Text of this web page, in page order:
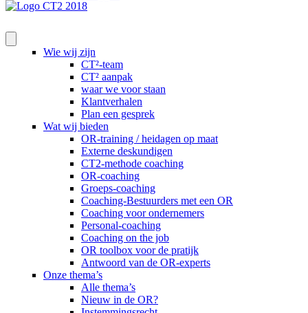
Wie wij zijn
CT²-team
CT² aanpak
waar we voor staan
Klantverhalen
Plan een gesprek
Wat wij bieden
OR-training / heidagen op maat
Externe deskundigen
CT2-methode coaching
OR-coaching
Groeps-coaching
Coaching-Bestuurders met een OR
Coaching voor ondernemers
Personal-coaching
Coaching on the job
OR toolbox voor de pratijk
Antwoord van de OR-experts
Onze thema’s
Alle thema’s
Nieuw in de OR?